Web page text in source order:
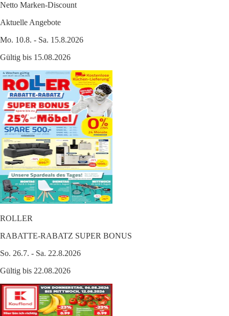
Netto Marken-Discount
Aktuelle Angebote
Mo. 10.8. - Sa. 15.8.2026
Gültig bis 15.08.2026
ROLLER
RABATTE-RABATZ SUPER BONUS
So. 26.7. - Sa. 22.8.2026
Gültig bis 22.08.2026